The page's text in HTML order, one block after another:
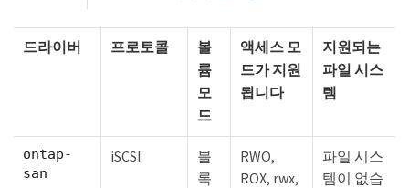
드라이버 프로토콜
볼
륨
모
드
액세스 모
드가 지원
됩니다
지원되는
파일 시스
템
ontap-
san
iSCSI
블
록
RWO,
ROX, rwx,
파일 시스
템이 없습